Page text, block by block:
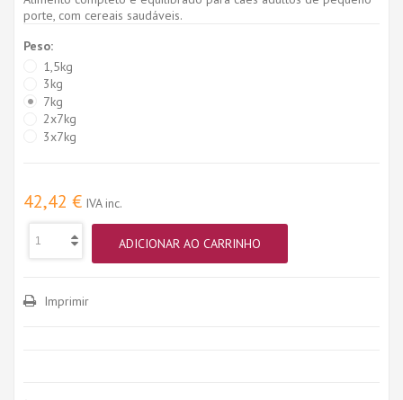
porte, com cereais saudáveis.
Peso:
1,5kg
3kg
7kg
2x7kg
3x7kg
42,42 € IVA inc.
ADICIONAR AO CARRINHO
Imprimir